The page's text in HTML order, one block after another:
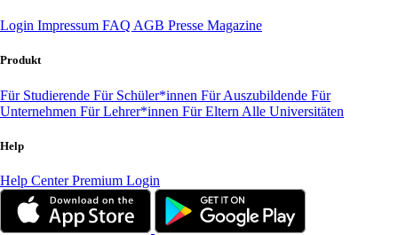
Login Impressum FAQ AGB Presse Magazine
Produkt
Für Studierende Für Schüler*innen Für Auszubildende Für
Unternehmen Für Lehrer*innen Für Eltern Alle Universitäten
Help
Help CenterPremium Login